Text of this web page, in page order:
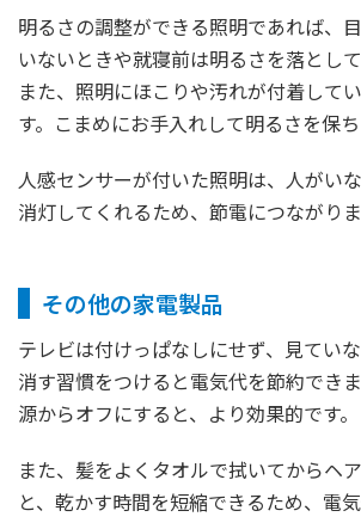
明るさの調整ができる照明であれば、
いないときや就寝前は明るさを落とし
また、照明にほこりや汚れが付着して
す。こまめにお手入れして明るさを保ち
人感センサーが付いた照明は、人がい
消灯してくれるため、節電につながりま
その他の家電製品
テレビは付けっぱなしにせず、見てい
消す習慣をつけると電気代を節約でき
源からオフにすると、より効果的です。
また、髪をよくタオルで拭いてからヘ
と、乾かす時間を短縮できるため、電